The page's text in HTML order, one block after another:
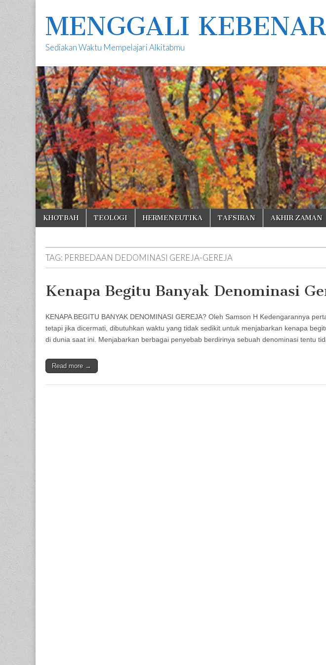
MENGGALI
Sediakan Waktu Mempelajari Alkitabmu
Main
menu
Skip
KHOTBAH TEOLOGI HERMENEUTIKA TAFSIRAN AKHIR ZAMAN
TAG: PERBEDAAN DEDOMINASI GEREJA-GEREJA
Kenapa Begitu Banyak Denominasi
KENAPA BEGITU BANYAK DENOMINASI GEREJA? Oleh Samson H Kedengarannya
tetapi jika dicermati, dibutuhkan waktu yang tidak sedikit untuk menjabarkan kenapa
di dunia saat ini. Menjabarkan berbagai penyebab berdirinya sebuah denominasi tentu
Read more →